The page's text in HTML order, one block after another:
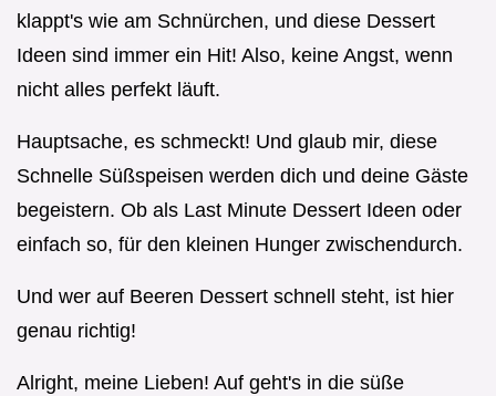
klappt's wie am Schnürchen, und diese Dessert
Ideen sind immer ein Hit! Also, keine Angst, wenn
nicht alles perfekt läuft.
Hauptsache, es schmeckt! Und glaub mir, diese
Schnelle Süßspeisen werden dich und deine Gäste
begeistern. Ob als Last Minute Dessert Ideen oder
einfach so, für den kleinen Hunger zwischendurch.
Und wer auf Beeren Dessert schnell steht, ist hier
genau richtig!
Alright, meine Lieben! Auf geht's in die süße